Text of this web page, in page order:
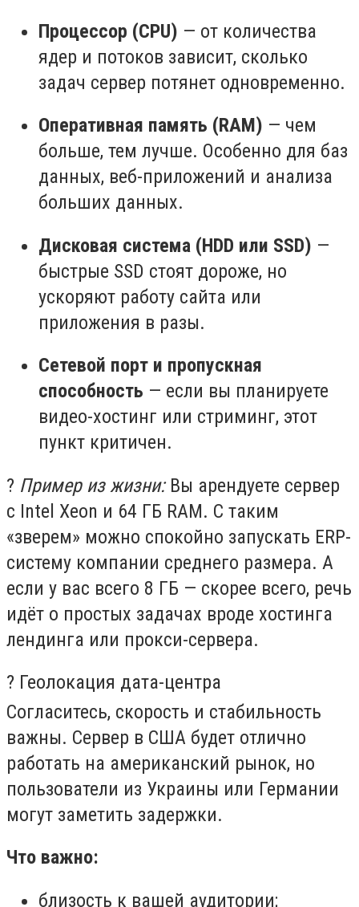
Процессор (CPU) — от количества
ядер и потоков зависит, сколько
задач сервер потянет одновременно.
Оперативная память (RAM) — чем
больше, тем лучше. Особенно для баз
данных, веб-приложений и анализа
больших данных.
Дисковая система (HDD или SSD) —
быстрые SSD стоят дороже, но
ускоряют работу сайта или
приложения в разы.
Сетевой порт и пропускная
способность — если вы планируете
видео-хостинг или стриминг, этот
пункт критичен.
? Пример из жизни:Вы арендуете сервер
с Intel Xeon и 64 ГБ RAM. С таким
«зверем» можно спокойно запускать ERP-
систему компании среднего размера. А
если у вас всего 8 ГБ — скорее всего, речь
идёт о простых задачах вроде хостинга
лендинга или прокси-сервера.
? Геолокация дата-центра
Согласитесь, скорость и стабильность
важны. Сервер в США будет отлично
работать на американский рынок, но
пользователи из Украины или Германии
могут заметить задержки.
Что важно:
близость к вашей аудитории;